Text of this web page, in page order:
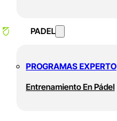
PADEL
PROGRAMAS EXPERTO
Entrenamiento En Pádel